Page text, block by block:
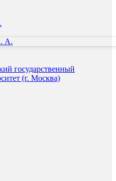
А.
государственный
(г. Москва)